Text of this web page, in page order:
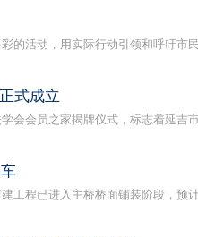
活动，用实际行动引领和呼吁市
式成立
会员之家揭牌仪式，标志着延吉
程已进入主桥桥面铺装阶段，预